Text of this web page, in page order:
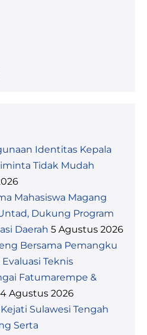
Identitas Kepala
Tidak Mudah
Mahasiswa Magang
Dukung Program
Daerah 5 Agustus 2026
Bersama Pemangku
Teknis
Fatumarempe &
4 Agustus 2026
Sulawesi Tengah
Serta